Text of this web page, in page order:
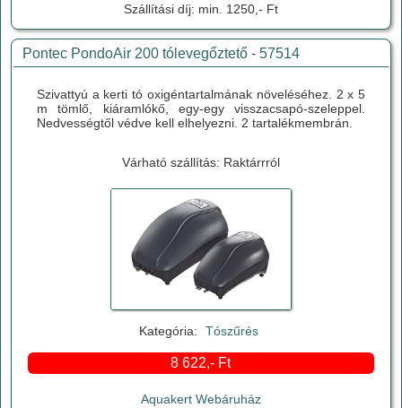
Szállítási díj: min. 1250,- Ft
Pontec PondoAir 200 tólevegőztető - 57514
Szivattyú a kerti tó oxigéntartalmának növeléséhez. 2 x 5
m tömlő, kiáramlókő, egy-egy visszacsapó-szeleppel.
Nedvességtől védve kell elhelyezni. 2 tartalékmembrán.
Várható szállítás: Raktárrról
Kategória: Tószűrés
8 622,- Ft
Aquakert Webáruház